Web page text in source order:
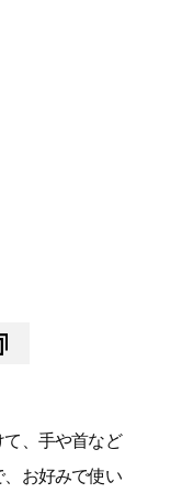
、手や首など
お好みで使い